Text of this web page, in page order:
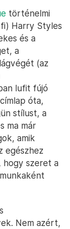
történelmi
Harry Styles
és a
a
(az
lufit fújó
óta,
stílust, a
ma már
amik
egészhez
szeret a
Nem azért,